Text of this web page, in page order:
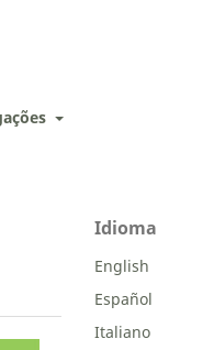
Idioma
English
Español
Italiano